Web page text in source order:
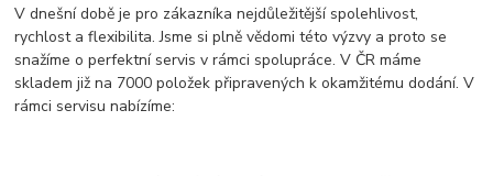
V dnešní době je pro zákazníka nejdůležitější spolehlivost,
rychlost a flexibilita. Jsme si plně vědomi této výzvy a proto se
snažíme o perfektní servis v rámci spolupráce. V ČR máme
skladem již na 7000 položek připravených k okamžitému dodání. V
rámci servisu nabízíme: